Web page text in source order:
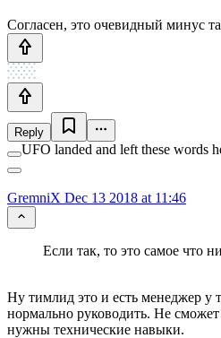
Согласен, это очевидный минус
Reply
UFO landed and left these words
GremniX Dec 13 2018 at 11:46
Если так, то это самое что
Ну тимлид это и есть менеджер у
нормально руководить. Не
нужны технические навыки.